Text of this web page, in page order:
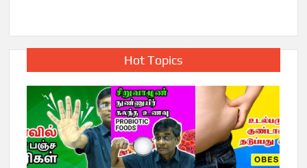
Hot Topics